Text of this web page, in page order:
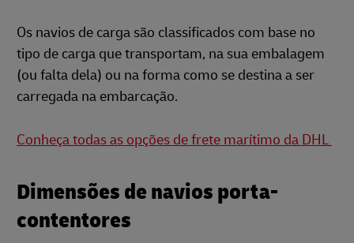
Os navios de carga são classificados com base no
tipo de carga que transportam, na sua embalagem
(ou falta dela) ou na forma como se destina a ser
carregada na embarcação.
Conheça todas as opções de frete marítimo da DHL
Dimensões de navios porta-
contentores